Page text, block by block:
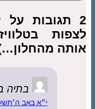
לצפות
אותה
בתיה
י״א באב